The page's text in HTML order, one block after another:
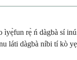
ìyẹ̀fun rẹ̀ ń dàgbà sí inú
láti dàgbà níbi tí kò yẹ